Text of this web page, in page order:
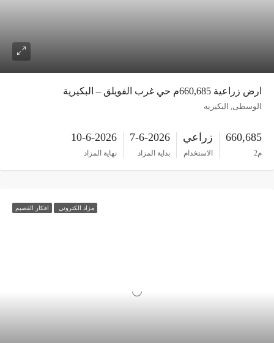
ارض زراعية 660,685م حي غرب الفويلق – البكيرية
الوسطى, البكيريه
660,685 زراعي
الاستخدام
7-6-2026
بداية المزاد
10-6-2026
نهاية المزاد
مزاد الكتروني افكار القصيم